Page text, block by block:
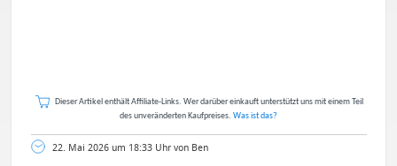
Dieser Artikel enthält Affiliate-Links. Wer darüber einkauft unterstützt uns mit einem Teil
des unveränderten Kaufpreises. Was ist das?
22. Mai 2026 um 18:33 Uhr von Ben